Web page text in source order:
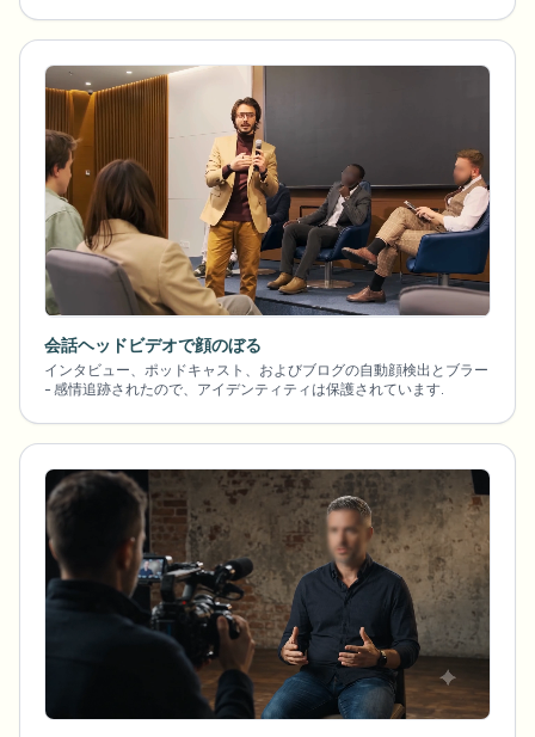
会話ヘッドビデオで顔のぼる
インタビュー、ポッドキャスト、およびブログの自動顔検出とブラー
- 感情追跡されたので、アイデンティティは保護されています.